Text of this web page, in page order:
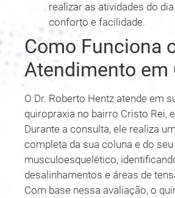
realizar as atividades do
conforto e facilidade.
Como Funciona
Atendimento em
O Dr. Roberto Hentz atende em
quiropraxia no bairro Cristo Rei,
Durante a consulta, ele realiza
completa da sua coluna e do
musculoesquelético,
desalinhamentos e áreas de
Com base nessa avaliação, o